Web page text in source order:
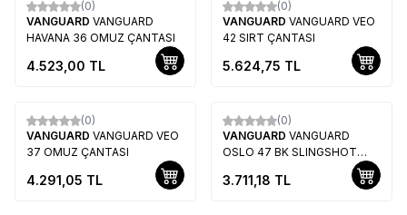
(0)
VANGUARD VANGUARD
HAVANA 36 OMUZ ÇANTASI
4.523,00 TL
(0)
VANGUARD VANGUARD VEO
42 SIRT ÇANTASI
5.624,75 TL
(0)
VANGUARD VANGUARD VEO
37 OMUZ ÇANTASI
4.291,05 TL
(0)
VANGUARD VANGUARD
OSLO 47 BK SLINGSHOT
3.711,18 TL